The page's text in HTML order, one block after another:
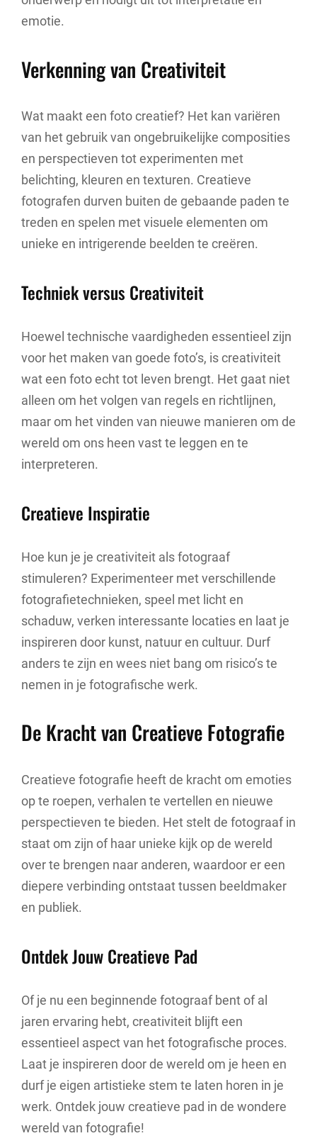
emotie.
Verkenning van Creativiteit
Wat maakt een foto creatief? Het kan variëren
van het gebruik van ongebruikelijke composities
en perspectieven tot experimenten met
belichting, kleuren en texturen. Creatieve
fotografen durven buiten de gebaande paden te
treden en spelen met visuele elementen om
unieke en intrigerende beelden te creëren.
Techniek versus Creativiteit
Hoewel technische vaardigheden essentieel zijn
voor het maken van goede foto’s, is creativiteit
wat een foto echt tot leven brengt. Het gaat niet
alleen om het volgen van regels en richtlijnen,
maar om het vinden van nieuwe manieren om de
wereld om ons heen vast te leggen en te
interpreteren.
Creatieve Inspiratie
Hoe kun je je creativiteit als fotograaf
stimuleren? Experimenteer met verschillende
fotografietechnieken, speel met licht en
schaduw, verken interessante locaties en laat je
inspireren door kunst, natuur en cultuur. Durf
anders te zijn en wees niet bang om risico’s te
nemen in je fotografische werk.
De Kracht van Creatieve Fotografie
Creatieve fotografie heeft de kracht om emoties
op te roepen, verhalen te vertellen en nieuwe
perspectieven te bieden. Het stelt de fotograaf in
staat om zijn of haar unieke kijk op de wereld
over te brengen naar anderen, waardoor er een
diepere verbinding ontstaat tussen beeldmaker
en publiek.
Ontdek Jouw Creatieve Pad
Of je nu een beginnende fotograaf bent of al
jaren ervaring hebt, creativiteit blijft een
essentieel aspect van het fotografische proces.
Laat je inspireren door de wereld om je heen en
durf je eigen artistieke stem te laten horen in je
werk. Ontdek jouw creatieve pad in de wondere
wereld van fotografie!